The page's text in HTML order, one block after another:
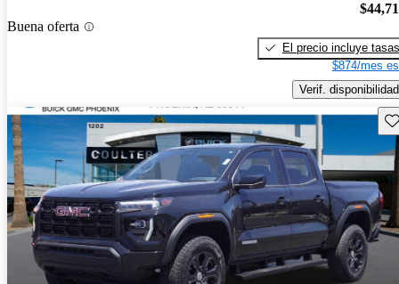
Buena oferta
El precio incluye tasas
$874/mes
Verif. disponibilidad